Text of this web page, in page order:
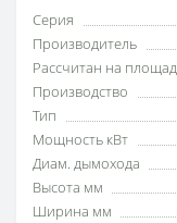
Серия
Производитель
Рассчитан на
Производство
Тип
Мощность кВт
Диам. дымохода
Высота мм
Ширина мм